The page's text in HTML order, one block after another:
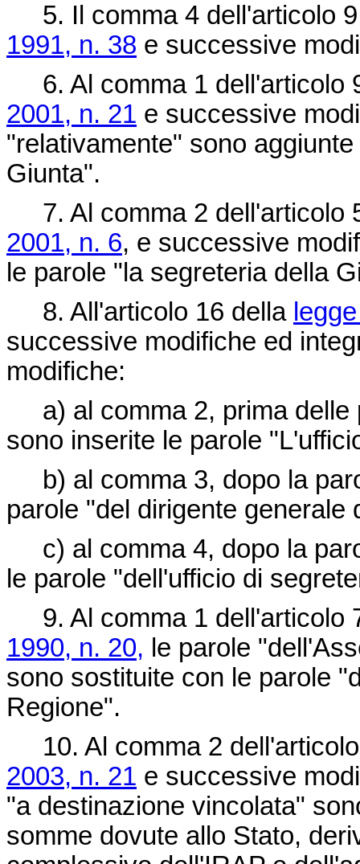
5. Il comma 4 dell'articolo
1991, n. 38 e successive
6. Al comma 1 dell'articolo
2001, n. 21 e successive
"relativamente" sono
Giunta".
7. Al comma 2 dell'articolo
2001, n. 6, e successive
le parole "la segreteria della
8. All'articolo 16 della
successive modifiche ed
modifiche:
a) al comma 2, prima delle
sono inserite le parole
b) al comma 3, dopo la
parole "del dirigente
c) al comma 4, dopo la
le parole "dell'ufficio di
9. Al comma 1 dell'articolo
1990, n. 20, le parole
sono sostituite con le parole
Regione".
10. Al comma 2
2003, n. 21 e successive
"a destinazione vincolata"
somme dovute allo Stato,